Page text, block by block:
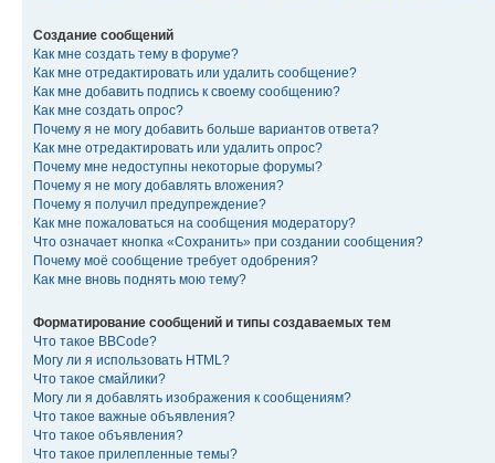
Создание сообщений
Как мне создать тему в форуме?
Как мне отредактировать или удалить сообщение?
Как мне добавить подпись к своему сообщению?
Как мне создать опрос?
Почему я не могу добавить больше вариантов ответа?
Как мне отредактировать или удалить опрос?
Почему мне недоступны некоторые форумы?
Почему я не могу добавлять вложения?
Почему я получил предупреждение?
Как мне пожаловаться на сообщения модератору?
Что означает кнопка «Сохранить» при создании сообщения?
Почему моё сообщение требует одобрения?
Как мне вновь поднять мою тему?
Форматирование сообщений и типы создаваемых тем
Что такое BBCode?
Могу ли я использовать HTML?
Что такое смайлики?
Могу ли я добавлять изображения к сообщениям?
Что такое важные объявления?
Что такое объявления?
Что такое прилепленные темы?